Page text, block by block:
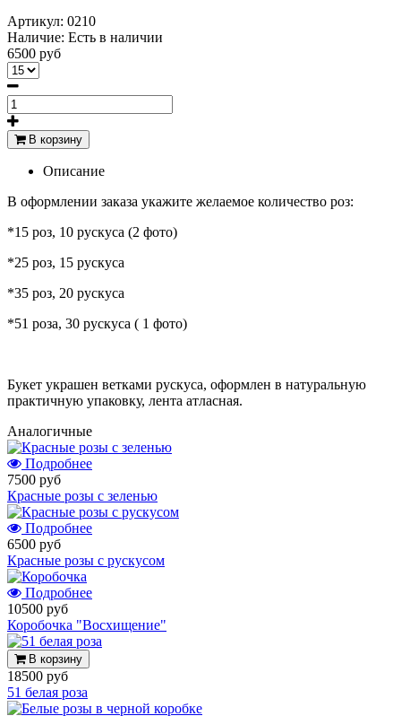
Артикул: 0210
Наличие: Есть в наличии
6500 руб
В корзину
Описание
В оформлении заказа укажите желаемое количество роз:
*15 роз, 10 рускуса (2 фото)
*25 роз, 15 рускуса
*35 роз, 20 рускуса
*51 роза, 30 рускуса ( 1 фото)
Букет украшен ветками рускуса, оформлен в натуральную
практичную упаковку, лента атласная.
Аналогичные
Подробнее
7500 руб
Красные розы с зеленью
Подробнее
6500 руб
Красные розы с рускусом
Подробнее
10500 руб
Коробочка "Восхищение"
В корзину
18500 руб
51 белая роза